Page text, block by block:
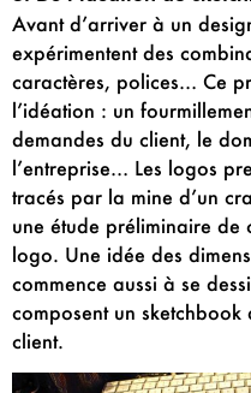
Avant d’arriver à un
expérimentent des
caractères, polices… Ce
l’idéation : un
demandes du client, le
l’entreprise… Les logos
tracés par la mine d’un
une étude préliminaire de
logo. Une idée des
commence aussi à se
composent un
client.